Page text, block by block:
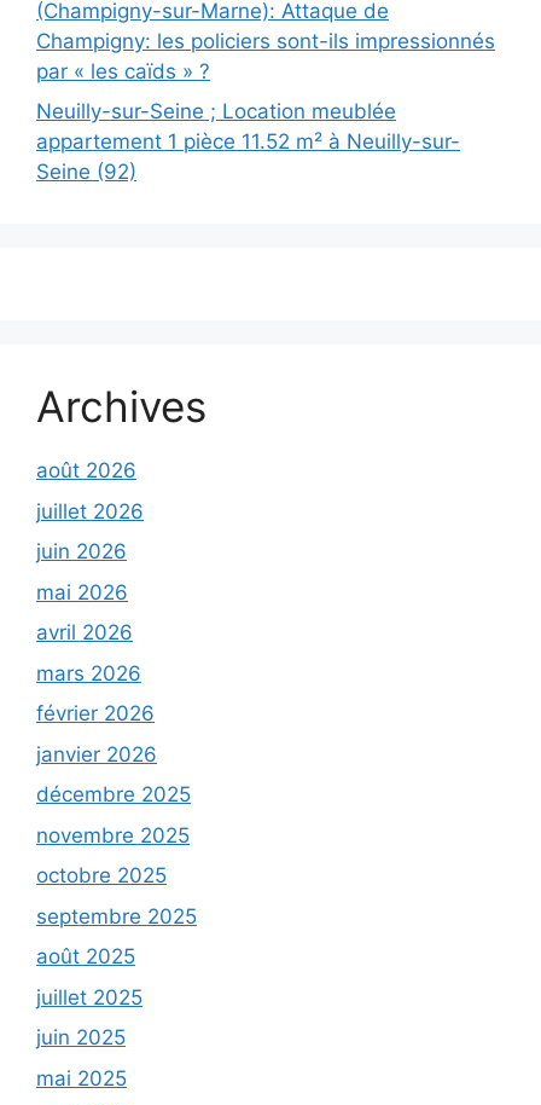
(Champigny-sur-Marne): Attaque de
Champigny: les policiers sont-ils impressionnés
par « les caïds » ?
Neuilly-sur-Seine ; Location meublée
appartement 1 pièce 11.52 m² à Neuilly-sur-
Seine (92)
Archives
août 2026
juillet 2026
juin 2026
mai 2026
avril 2026
mars 2026
février 2026
janvier 2026
décembre 2025
novembre 2025
octobre 2025
septembre 2025
août 2025
juillet 2025
juin 2025
mai 2025